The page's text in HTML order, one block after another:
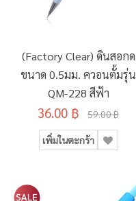
(Factory Clear) ดินสอกด
ขนาด 0.5มม. ควอนตั้มรุ่น
QM-228 สีฟ้า
36.00 ฿ 59.00 ฿
เพิ่มในตะกร้า